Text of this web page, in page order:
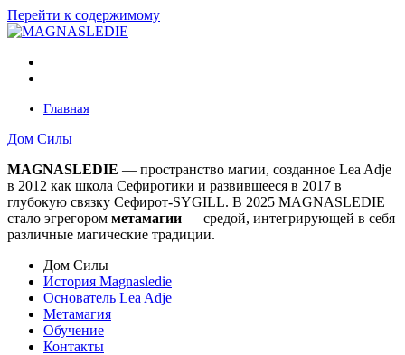
Перейти к содержимому
Главная
Дом Силы
MAGNASLEDIE — пространство магии, созданное Lea Adje
в 2012 как школа Сефиротики и развившееся в 2017 в
глубокую связку Сефирот-SYGILL. В 2025 MAGNASLEDIE
стало эгрегором метамагии — средой, интегрирующей в себя
различные магические традиции.
Дом Силы
История Magnasledie
Основатель Lea Adje
Метамагия
Обучение
Контакты